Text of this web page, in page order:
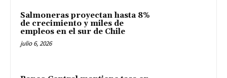
Salmoneras proyectan hasta 8%
de crecimiento y miles de
empleos en el sur de Chile
julio 6, 2026